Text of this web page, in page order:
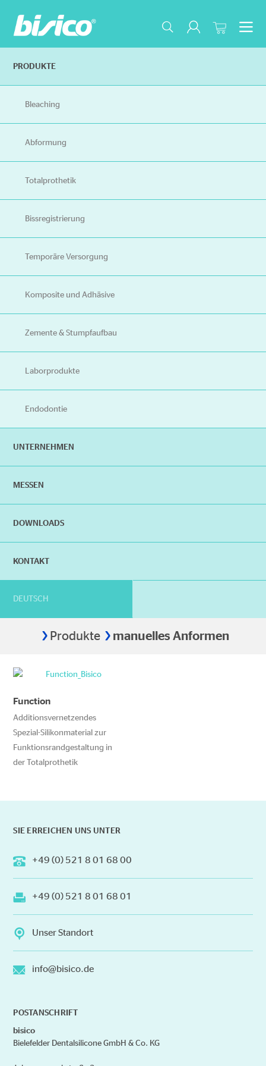
PRODUKTE
Bleaching
Abformung
Totalprothetik
Bissregistrierung
Temporäre Versorgung
Komposite und Adhäsive
Zemente & Stumpfaufbau
Laborprodukte
Endodontie
UNTERNEHMEN
MESSEN
DOWNLOADS
KONTAKT
DEUTSCH
Produkte manuelles Anformen
Function
Additionsvernetzendes
Spezial-Silikonmaterial zur
Funktionsrandgestaltung in
der Totalprothetik
SIE ERREICHEN UNS UNTER
+49 (0) 521 8 01 68 00
+49 (0) 521 8 01 68 01
Unser Standort
info@bisico.de
POSTANSCHRIFT
bisico
Bielefelder Dentalsilicone GmbH & Co. KG